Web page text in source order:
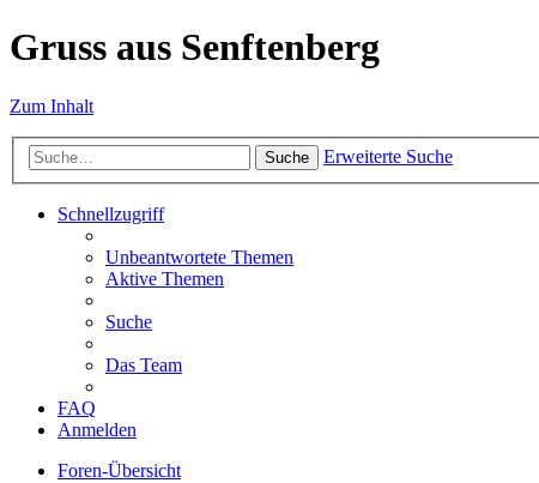
Gruss aus Senftenberg
Zum Inhalt
Suche Erweiterte Suche
Schnellzugriff
Unbeantwortete Themen
Aktive Themen
Suche
Das Team
FAQ
Anmelden
Foren-Übersicht